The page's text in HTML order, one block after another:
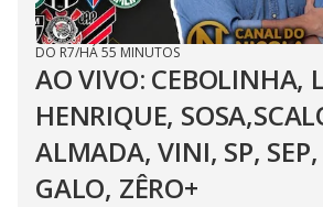
DO R7/HÁ 55 MINUTOS
AO VIVO: CEBOLINHA,
HENRIQUE,
ALMADA, VINI, SP,
GALO, ZÊRO+